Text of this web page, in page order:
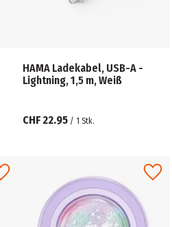
HAMA Ladekabel, USB-A -
Lightning, 1,5 m, Weiß
CHF 22.95 / 1 Stk.